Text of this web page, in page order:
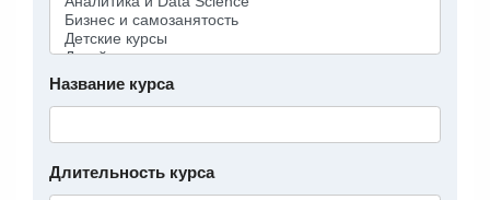
Название курса
Длительность курса